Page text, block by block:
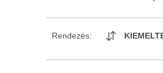
Rendezés: